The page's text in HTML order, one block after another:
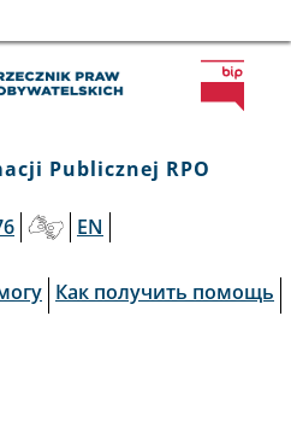
Publicznej RPO
EN
Как получить помощь